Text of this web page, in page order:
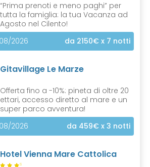
“Prima prenoti e meno paghi” per
tutta la famiglia: la tua Vacanza ad
Agosto nel Cilento!
2026
da 2150€ x 7 notti
Gitavillage Le Marze
Offerta fino a -10%: pineta di oltre 20
ettari, accesso diretto al mare e un
super parco avventura!
2026
da 459€ x 3 notti
Hotel Vienna Mare Cattolica
S